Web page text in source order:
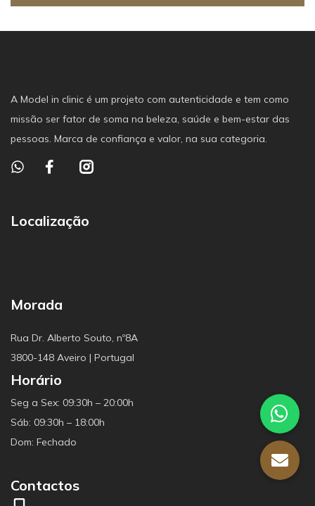
A Model in clinic é um projeto com autenticidade e tem como
missão ser fator de soma na beleza, saúde e bem-estar das
pessoas. Marca de confiança e valor, na sua categoria.
Localização
Morada
Rua Dr. Alberto Souto, nº8A
3800-148 Aveiro | Portugal
Horário
Seg a Sex: 09:30h – 20:00h
Sáb: 09:30h – 18:00h
Dom: Fechado
Contactos